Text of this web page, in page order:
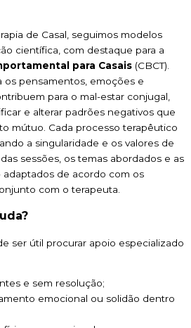
de Casal, seguimos modelos
científica, com destaque para a
para Casais (CBCT).
os pensamentos, emoções e
para o mal-estar conjugal,
e alterar padrões negativos que
mútuo. Cada processo terapêutico
a singularidade e os valores de
sessões, os temas abordados e as
adaptados de acordo com os
com o terapeuta.
ser útil procurar apoio especializado
e sem resolução;
emocional ou solidão dentro